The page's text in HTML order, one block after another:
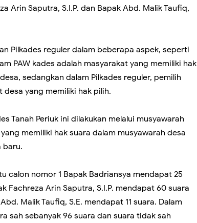
Arin Saputra, S.I.P. dan Bapak Abd. Malik Taufiq,
Pilkades reguler dalam beberapa aspek, seperti
PAW kades adalah masyarakat yang memiliki hak
sedangkan dalam Pilkades reguler, pemilih
desa yang memiliki hak pilih.
Tanah Periuk ini dilakukan melalui musyawarah
memiliki hak suara dalam musyawarah desa
baru.
calon nomor 1 Bapak Badriansya mendapat 25
Fachreza Arin Saputra, S.I.P. mendapat 60 suara
Malik Taufiq, S.E. mendapat 11 suara. Dalam
sah sebanyak 96 suara dan suara tidak sah